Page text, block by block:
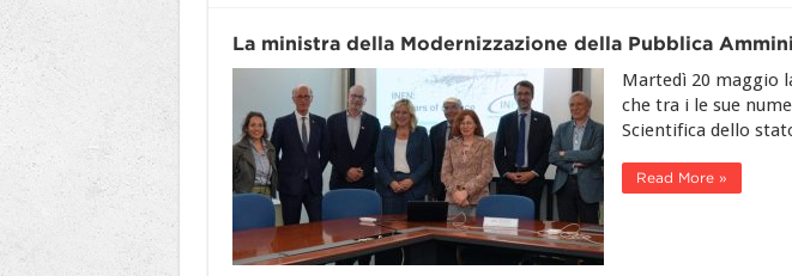
La ministra della Modernizzazione della Pubblica
Martedì 20 maggio
che tra i le sue
Scientifica dello
Read More »